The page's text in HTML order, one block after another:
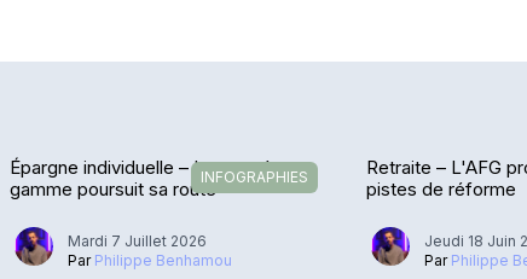
INFOGRAPHIES
Épargne individuelle – La montée en
gamme poursuit sa route
Mardi 7 Juillet 2026
Par Philippe Benhamou
Retraite – L'AFG
pistes de réforme
Jeudi 18 Juin
Par Philippe